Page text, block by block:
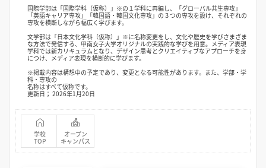
国際学部は「国際学科（仮称）」※の１学科に再編し、「グローバル共生専攻」
「英語キャリア専攻」「韓国語・韓国文化専攻」の３つの専攻を設け、それぞれの
専攻を横断しながら幅広く学びます。
文学部は「日本文化学科（仮称）」※に名称変更をし、文化や歴史を学びさまざま
な方法で発信する、甲南女子大学オリジナルの実践的な学びを用意。メディア表現
学科では新カリキュラムとなり、デザイン思考とクリエイティブなアプローチを身
につけ、メディア表現を横断的に学びます。
※掲載内容は構想中の予定であり、変更となる可能性があります。また、学部・学
科・専攻の
名称はすべて仮称です。
更新日； 2026年1月20日
学校
TOP
オープン
キャンパス